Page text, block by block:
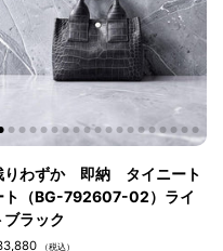
のであらかじめご了承くださ
となります。
護の観点から最小限の簡易梱
駄な緩衝材や段ボールの使用
を減らします。何卒、ご理解・
ではございますが、ご用意致
りわずか 即納 タイニート
ト（BG-792607-02）ライ
ブラック
（税込）